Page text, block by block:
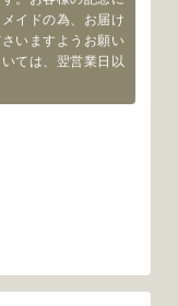
イドの為、お届け
いますようお願い
ては、翌営業日以